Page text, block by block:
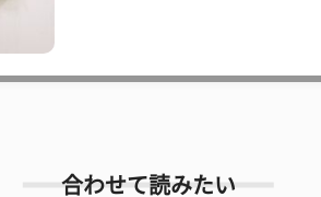
合わせて読みたい